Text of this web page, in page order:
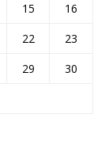
15
16
22
23
29
30